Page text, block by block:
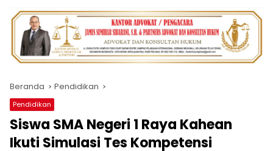
Beranda Pendidikan
Pendidikan
Siswa SMA Negeri 1 Raya Kahean
Ikuti Simulasi Tes Kompetensi